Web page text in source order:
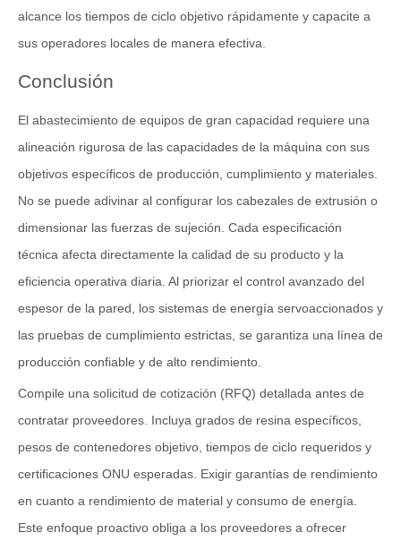
alcance los tiempos de ciclo objetivo rápidamente y capacite a
sus operadores locales de manera efectiva.
Conclusión
El abastecimiento de equipos de gran capacidad requiere una
alineación rigurosa de las capacidades de la máquina con sus
objetivos específicos de producción, cumplimiento y materiales.
No se puede adivinar al configurar los cabezales de extrusión o
dimensionar las fuerzas de sujeción. Cada especificación
técnica afecta directamente la calidad de su producto y la
eficiencia operativa diaria. Al priorizar el control avanzado del
espesor de la pared, los sistemas de energía servoaccionados y
las pruebas de cumplimiento estrictas, se garantiza una línea de
producción confiable y de alto rendimiento.
Compile una solicitud de cotización (RFQ) detallada antes de
contratar proveedores. Incluya grados de resina específicos,
pesos de contenedores objetivo, tiempos de ciclo requeridos y
certificaciones ONU esperadas. Exigir garantías de rendimiento
en cuanto a rendimiento de material y consumo de energía.
Este enfoque proactivo obliga a los proveedores a ofrecer